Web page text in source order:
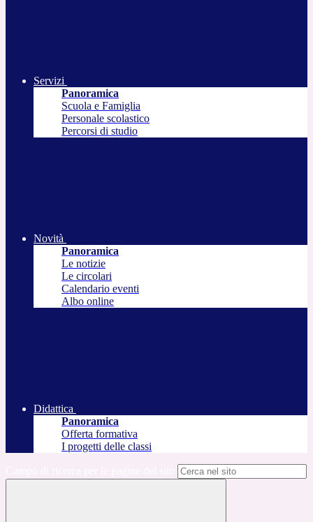
Servizi
Panoramica
Scuola e Famiglia
Personale scolastico
Percorsi di studio
Novità
Panoramica
Le notizie
Le circolari
Calendario eventi
Albo online
Didattica
Panoramica
Offerta formativa
I progetti delle classi